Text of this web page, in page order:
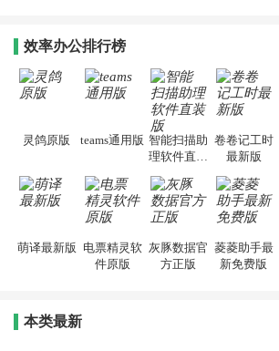
效率办公排行榜
灵鸽原版 teams通用版 智能扫描助
理软件直装
卷卷记工时
最新版
萌译最新版 电票精灵软
件原版
灰豚数据官
方正版
菱菱助手最
新免费版
本类最新